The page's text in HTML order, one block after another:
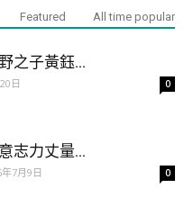
Featured All time popular
之子黃鈺...
日 0
志力丈量...
7月9日 0